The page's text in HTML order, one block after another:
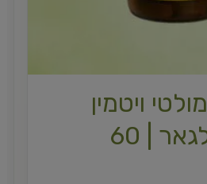
VM2000 מולטי ויטמין
ומינרל | סולגאר | 60